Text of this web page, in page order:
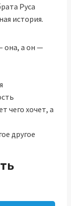
Руса
история.
она, а он —
чего хочет, а
другое